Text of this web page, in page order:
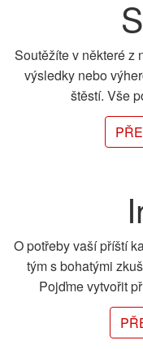
Soutěžíte v některé z
výsledky nebo
štěstí. Vše
O potřeby vaší příští
tým s bohatými
Pojďme vytvořit